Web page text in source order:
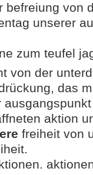
befreiung von
unserer
zum teufel
von der
das
aktion
freiheit von